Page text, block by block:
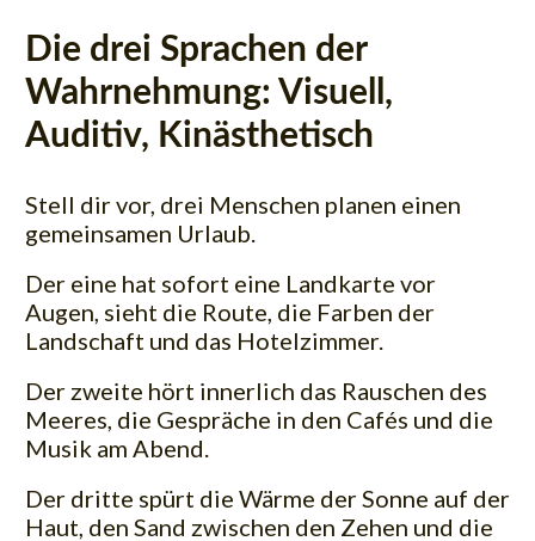
Die drei Sprachen der
Wahrnehmung: Visuell,
Auditiv, Kinästhetisch
Stell dir vor, drei Menschen planen einen
gemeinsamen Urlaub.
Der eine hat sofort eine Landkarte vor
Augen, sieht die Route, die Farben der
Landschaft und das Hotelzimmer.
Der zweite hört innerlich das Rauschen des
Meeres, die Gespräche in den Cafés und die
Musik am Abend.
Der dritte spürt die Wärme der Sonne auf der
Haut, den Sand zwischen den Zehen und die